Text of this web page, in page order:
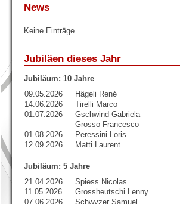
News
Keine Einträge.
Jubiläen dieses Jahr
Jubiläum: 10 Jahre
09.05.2026
Hägeli René
14.06.2026
Tirelli Marco
01.07.2026
Gschwind Gabriela
Grosso Francesco
01.08.2026
Peressini Loris
12.09.2026
Matti Laurent
Jubiläum: 5 Jahre
21.04.2026
Spiess Nicolas
11.05.2026
Grossheutschi Lenny
07.06.2026
Schwyzer Samuel